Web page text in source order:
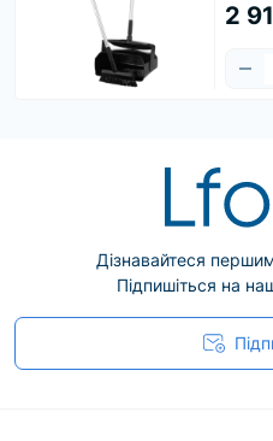
йорші;
мопи;
щітки;
системи кріплення.
2
Дізнавайтеся
Підпишіться на